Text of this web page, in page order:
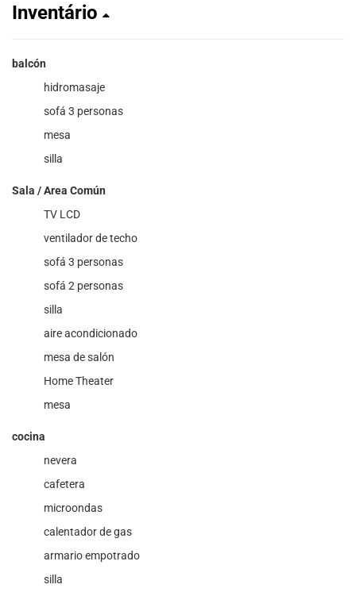
Inventário
balcón
hidromasaje
sofá 3 personas
mesa
silla
Sala / Area Común
TV LCD
ventilador de techo
sofá 3 personas
sofá 2 personas
silla
aire acondicionado
mesa de salón
Home Theater
mesa
cocina
nevera
cafetera
microondas
calentador de gas
armario empotrado
silla